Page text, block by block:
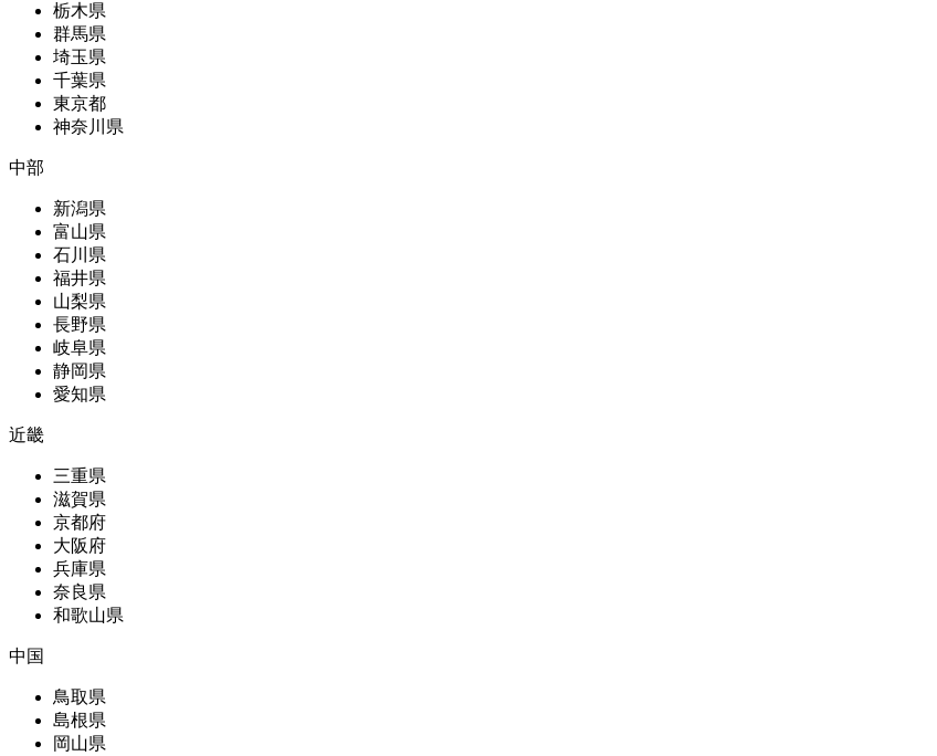
栃木県
群馬県
埼玉県
千葉県
東京都
神奈川県
中部
新潟県
富山県
石川県
福井県
山梨県
長野県
岐阜県
静岡県
愛知県
近畿
三重県
滋賀県
京都府
大阪府
兵庫県
奈良県
和歌山県
中国
鳥取県
島根県
岡山県